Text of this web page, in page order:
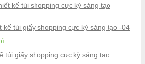
kế túi shopping cực kỳ sáng tạo
túi giấy shopping cực kỳ sáng tạo